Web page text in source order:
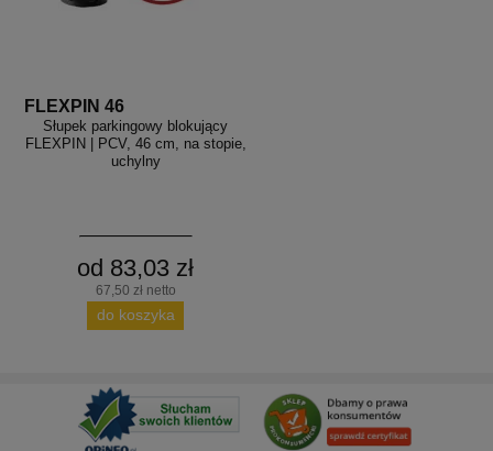
FLEXPIN 46
Słupek parkingowy blokujący
FLEXPIN | PCV, 46 cm, na stopie,
uchylny
od 83,03 zł
67,50 zł netto
do koszyka